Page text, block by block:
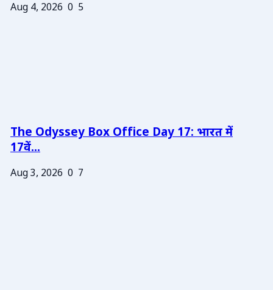
Aug 4, 2026 0 5
The Odyssey Box Office Day 17: भारत में
17वें...
Aug 3, 2026 0 7